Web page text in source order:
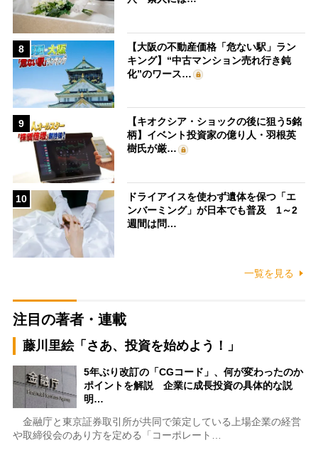
8
【大阪の不動産価格「危ない駅」ラン
キング】“中古マンション売れ行き鈍
化”のワース…
9
【キオクシア・ショックの後に狙う5銘
柄】イベント投資家の億り人・羽根英
樹氏が厳…
10
ドライアイスを使わず遺体を保つ「エ
ンバーミング」が日本でも普及 1～2
週間は問…
一覧を見る
注目の著者・連載
藤川里絵「さあ、投資を始めよう！」
5年ぶり改訂の「CGコード」、何が変わったのか
ポイントを解説 企業に成長投資の具体的な説
明…
金融庁と東京証券取引所が共同で策定している上場企業の経営
や取締役会のあり方を定める「コーポレート…